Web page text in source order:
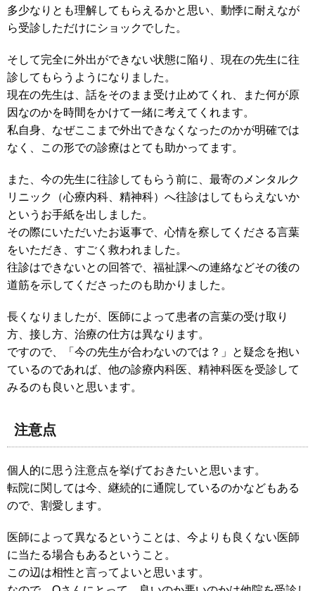
多少なりとも理解してもらえるかと思い、動悸に耐えなが
ら受診しただけにショックでした。
そして完全に外出ができない状態に陥り、現在の先生に往
診してもらうようになりました。
現在の先生は、話をそのまま受け止めてくれ、また何が原
因なのかを時間をかけて一緒に考えてくれます。
私自身、なぜここまで外出できなくなったのかが明確では
なく、この形での診療はとても助かってます。
また、今の先生に往診してもらう前に、最寄のメンタルク
リニック（心療内科、精神科）へ往診はしてもらえないか
というお手紙を出しました。
その際にいただいたお返事で、心情を察してくださる言葉
をいただき、すごく救われました。
往診はできないとの回答で、福祉課への連絡などその後の
道筋を示してくださったのも助かりました。
長くなりましたが、医師によって患者の言葉の受け取り
方、接し方、治療の仕方は異なります。
ですので、「今の先生が合わないのでは？」と疑念を抱い
ているのであれば、他の診療内科医、精神科医を受診して
みるのも良いと思います。
注意点
個人的に思う注意点を挙げておきたいと思います。
転院に関しては今、継続的に通院しているのかなどもある
ので、割愛します。
医師によって異なるということは、今よりも良くない医師
に当たる場合もあるということ。
この辺は相性と言ってよいと思います。